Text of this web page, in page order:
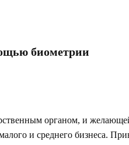
биометрии
органом, и
и среднего бизнеса.